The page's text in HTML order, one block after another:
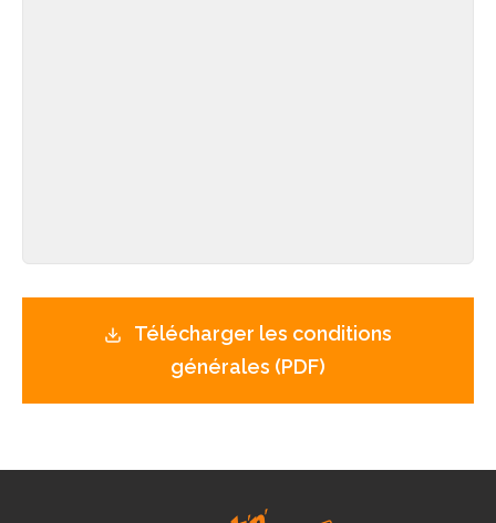
Télécharger les conditions
générales (PDF)